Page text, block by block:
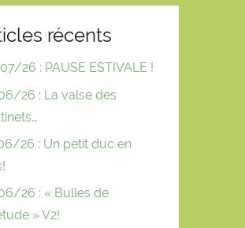
récents
26 : PAUSE ESTIVALE !
26 : La valse des
26 : Un petit duc en
26 : « Bulles de
» V2!